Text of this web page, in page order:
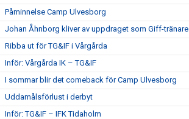
Påminnelse Camp Ulvesborg
Johan Åhnborg kliver av uppdraget som Giff-tränare
Ribba ut för TG&IF i Vårgårda
Inför: Vårgårda IK – TG&IF
I sommar blir det comeback för Camp Ulvesborg
Uddamålsförlust i derbyt
Inför: TG&IF – IFK Tidaholm